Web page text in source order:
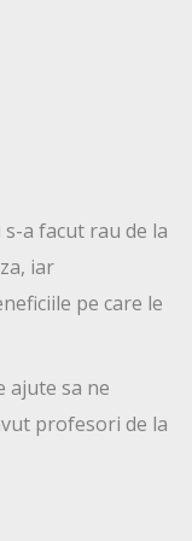
a facut rau de la
iar
pe care le
ajute sa ne
profesori de la